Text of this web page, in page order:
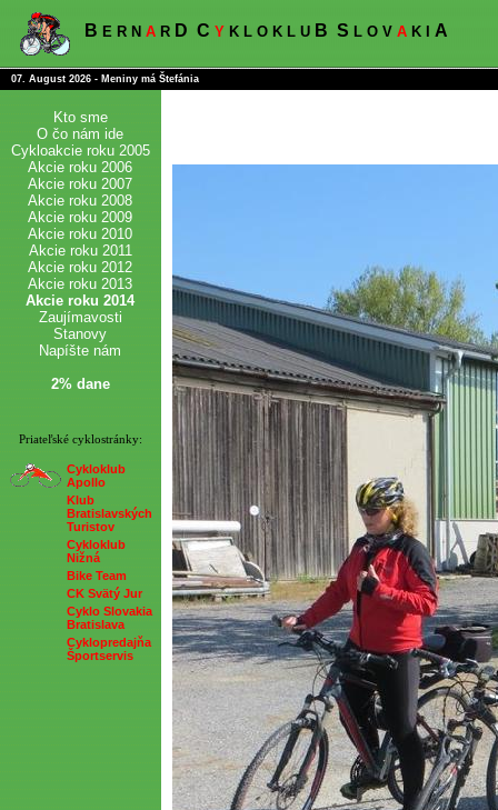
B E R N A R D C Y K L O K L U B S L O V A K I A
07. August 2026 - Meniny má Štefánia
Kto sme
O čo nám ide
Cykloakcie roku 2005
Akcie roku 2006
Akcie roku 2007
Akcie roku 2008
Akcie roku 2009
Akcie roku 2010
Akcie roku 2011
Akcie roku 2012
Akcie roku 2013
Akcie roku 2014
Zaujímavosti
Stanovy
Napíšte nám
2% dane
Priateľské cyklostránky:
Cykloklub
Apollo
Klub
Bratislavských
Turistov
Cykloklub
Nižná
Bike Team
CK Svätý Jur
Cyklo Slovakia
Bratislava
Cyklopredajňa
Športservis